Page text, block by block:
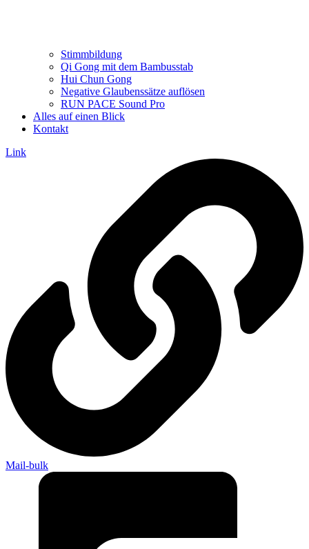
Stimmbildung
Qi Gong mit dem Bambusstab
Hui Chun Gong
Negative Glaubenssätze auflösen
RUN PACE Sound Pro
Alles auf einen Blick
Kontakt
Link
Mail-bulk